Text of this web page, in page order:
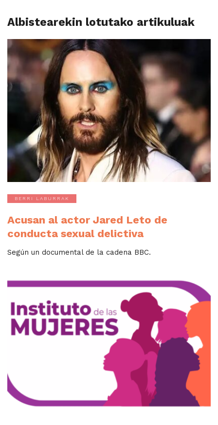
Albistearekin lotutako artikuluak
BERRI LABURRAK
Acusan al actor Jared Leto de
conducta sexual delictiva
Según un documental de la cadena BBC.